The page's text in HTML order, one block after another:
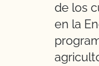
de los
en la